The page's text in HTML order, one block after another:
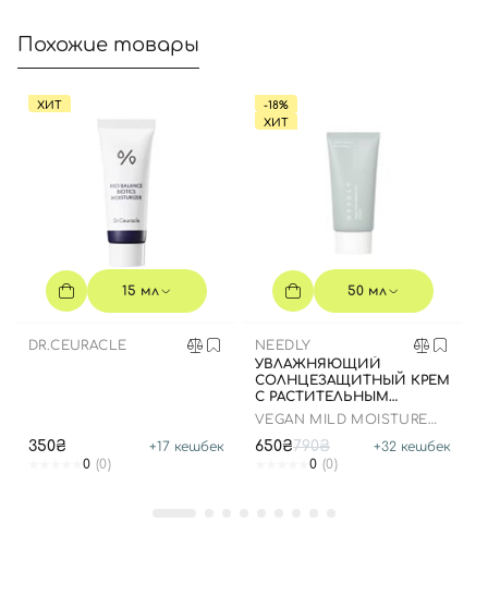
Похожие товары
ХИТ
15 мл
DR.CEURACLE
350₴ +17 кешбек
0 (0)
-18%
ХИТ
50 мл
NEEDLY
УВЛАЖНЯЮЩИЙ
СОЛНЦЕЗАЩИТНЫЙ КРЕМ
С РАСТИТЕЛЬНЫМ
СКВАЛАНОМ, 50 МЛ
VEGAN MILD MOISTURE
650₴790₴ +32 кешбек
0 (0)
Отправляя форму для авторизации/регистрации, вы
принимаете условия
Пользовательские соглашения
Войти с помощью e-mail